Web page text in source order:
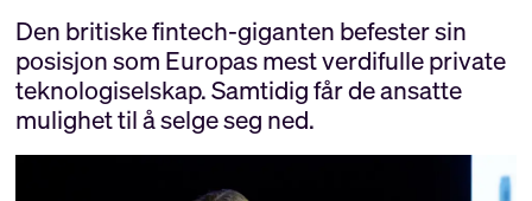
Den britiske fintech-giganten befester sin
posisjon som Europas mest verdifulle private
teknologiselskap. Samtidig får de ansatte
mulighet til å selge seg ned.